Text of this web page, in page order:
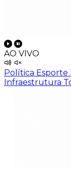
AO VIVO
Política Esporte
Infraestrutura